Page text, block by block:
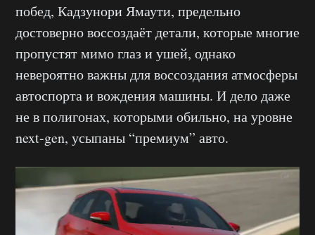
побед, Кадзунори Ямаути, предельно
достоверно воссоздаёт детали, которые многие
пропустят мимо глаз и ушей, однако
невероятно важны для воссоздания атмосферы
автоспорта и вождения машины. И дело даже
не в полигонах, которыми обильно, на уровне
next-gen, усыпаны “премиум” авто.